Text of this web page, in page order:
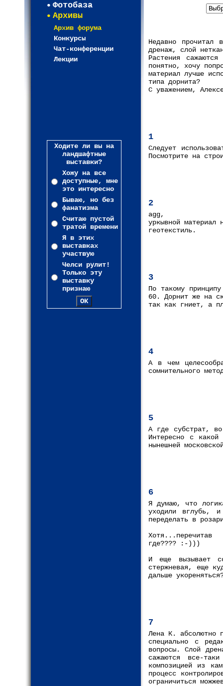
Фотобаза
Архивы
Архив форума
Конкурсы
Чат-конференции
Лекции
Ходите ли вы на
ландшафтные
выставки?
Хожу на все
доступные, мне
это интересно
Бываю, но без
фанатизма
Считаю пустой
тратой времени
Я в этих
выставках
участвую
Челси рулит!
Только эту
выставку
признаю
Недавно прочитал
дренаж, слой
Растения
понятно, хочу
материал лучше
типа дорнита?
С уважением,
1
Следует
Посмотрите на
2
agg,
уркывной материал
геотекстиль.
3
По такому
60. Дорнит же на
так как гниет, а
4
А в чем
сомнительного
5
А где субстрат, во
Интересно с какой
нынешней
6
Я думаю, что
уходили вглубь,
переделать в
Хотя...перечитав
где???? :-)))
И еще вызывает
стержневая, еще
дальше
7
Лена К. абсолютно
специально с
вопросы. Слой
сажаются все-
композицией из
процесс
ограничиться